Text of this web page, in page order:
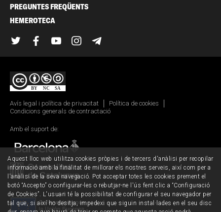
PREGUNTES FREQÜENTS
HEMEROTECA
TwitterFacebook
YouTubeInstagram
Avís legal i política de privacitat
Política de cookies
Condicions generals de contractació
Amb el suport de:
Aquest lloc web utilitza cookies pròpies i de tercers d'anàlisi per recopilar
informació amb la finalitat de millorar els nostres serveis, així com per a
l'anàlisi de la seva navegació. Pot acceptar totes les cookies prement el
botó “Accepto” o configurar-les o rebutjar-ne l'ús fent clic a “Configuració
de Cookies”. L'usuari té la possibilitat de configurar el seu navegador per
tal que, si així ho desitja, impedexi que siguin instal·lades en el seu disc